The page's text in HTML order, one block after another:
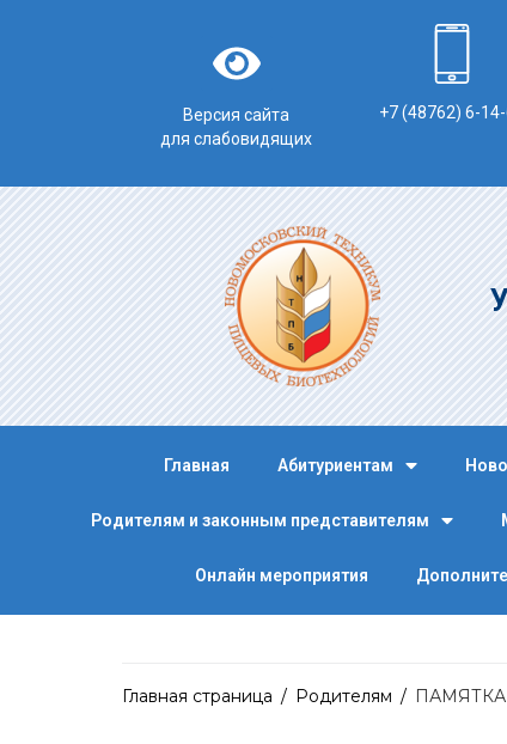
Версия сайта
для слабовидящих
+7 (48762) 6-
Главная Абитуриентам
Родителям и законным представителям
Онлайн мероприятия
Главная страница / Родителям /